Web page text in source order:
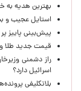
بهترین هدیه به
استایل عجیب و
پیش‌بینی پاییز
قیمت جدید طلا و سکه امروز ۱۶
راز دشمنی
اسرائیل دارد؟
بلاتکلیفی